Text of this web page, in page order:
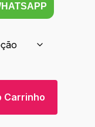
Carrinho